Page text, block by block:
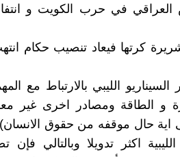
العراقي في حرب الكويت و
كرتها فيعاد تنصيب حكام
الليبي بالارتباط مع
و الطاقة ومصادر اخرى غير
على اية حال موقفه من حقوق
اكثر تدويلا وبالتالي فإن